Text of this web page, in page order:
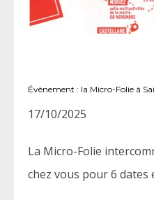
Évènement : la Micro-Folie à
17/10/2025
La Micro-Folie
chez vous pour 6 dates